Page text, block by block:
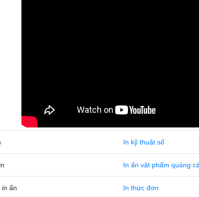
In kỹ thuật số
In ấn vật phẩm quảng
in ấn In thực đơn